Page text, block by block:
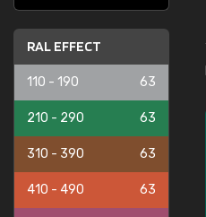
RAL EFFECT
110 - 190 63
210 - 290 63
310 - 390 63
410 - 490 63